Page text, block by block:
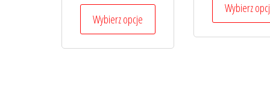
Wybierz opcje
Ten
Wybierz